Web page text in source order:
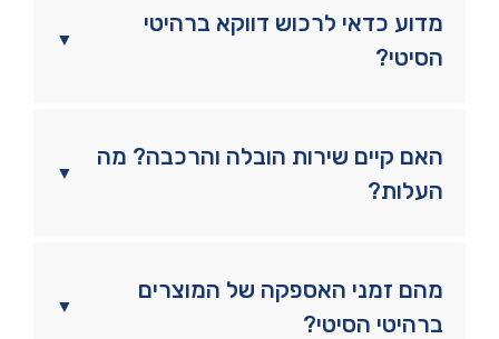
▼
מדוע כדאי לרכוש דווקא ברהיטי
הסיטי?
▼
האם קיים שירות הובלה והרכבה? מה
העלות?
▼
מהם זמני האספקה של המוצרים
ברהיטי הסיטי?